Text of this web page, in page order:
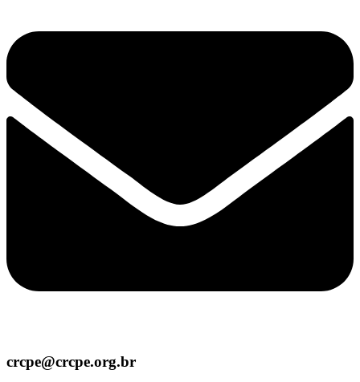
crcpe@crcpe.org.br